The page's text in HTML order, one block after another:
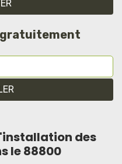
gratuitement
des
le 88800